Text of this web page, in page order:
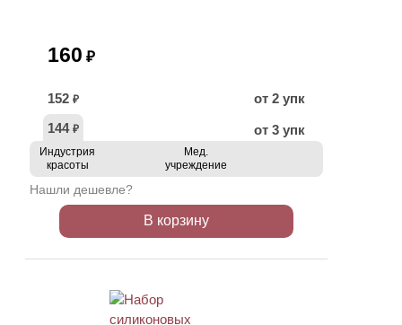
160 ₽
152 ₽
от 2 упк
144 ₽ от 3 упк
Индустрия
красоты
Мед.
учреждение
Нашли дешевле?
В корзину